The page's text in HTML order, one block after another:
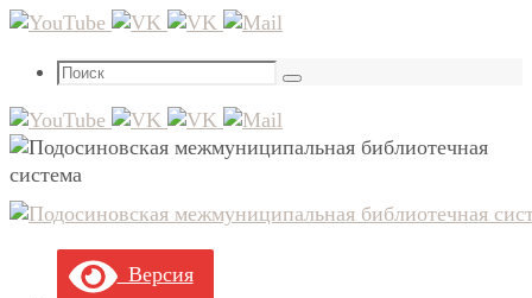
Перейти
содержимому
Что
Поиск
Версия